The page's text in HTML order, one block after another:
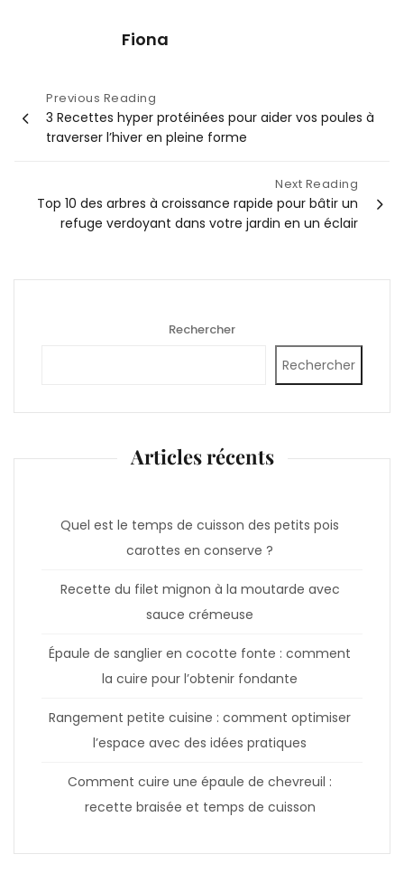
Fiona
Navigation
de
l’article
Previous Reading
3 Recettes hyper protéinées pour aider vos poules à
traverser l’hiver en pleine forme
Next Reading
Top 10 des arbres à croissance rapide pour bâtir un
refuge verdoyant dans votre jardin en un éclair
Rechercher
Rechercher
Articles récents
Quel est le temps de cuisson des petits pois
carottes en conserve ?
Recette du filet mignon à la moutarde avec
sauce crémeuse
Épaule de sanglier en cocotte fonte : comment
la cuire pour l’obtenir fondante
Rangement petite cuisine : comment optimiser
l’espace avec des idées pratiques
Comment cuire une épaule de chevreuil :
recette braisée et temps de cuisson